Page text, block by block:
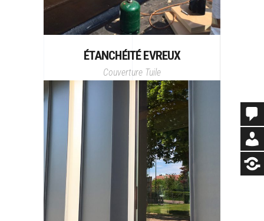
ÉTANCHÉITÉ EVREUX
Couverture Tuile